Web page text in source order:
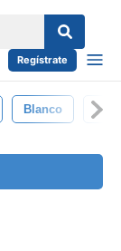
Regístrate
Blanco Art